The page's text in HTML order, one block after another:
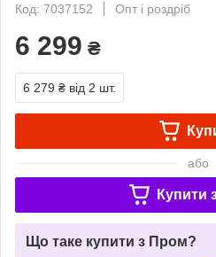
Код: 7037152
Опт і роздріб
6 299 ₴
6 279 ₴ від 2 шт.
або
Купити
Що таке купити з Пром?